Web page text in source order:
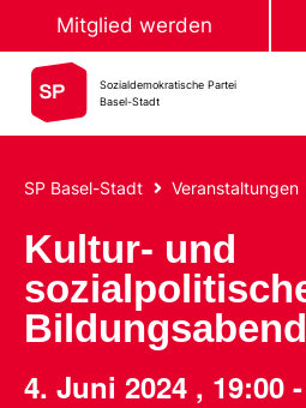
Mitglied werden
Sozialdemokratische Partei
Basel-Stadt
SP Basel-Stadt Veranstaltungen
Kultur- und
Bildungsabend
4. Juni 2024 , 19:00 -